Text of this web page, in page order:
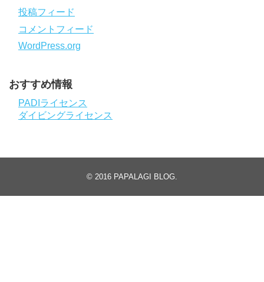
投稿フィード
コメントフィード
WordPress.org
おすすめ情報
PADIライセンス
ダイビングライセンス
© 2016 PAPALAGI BLOG.